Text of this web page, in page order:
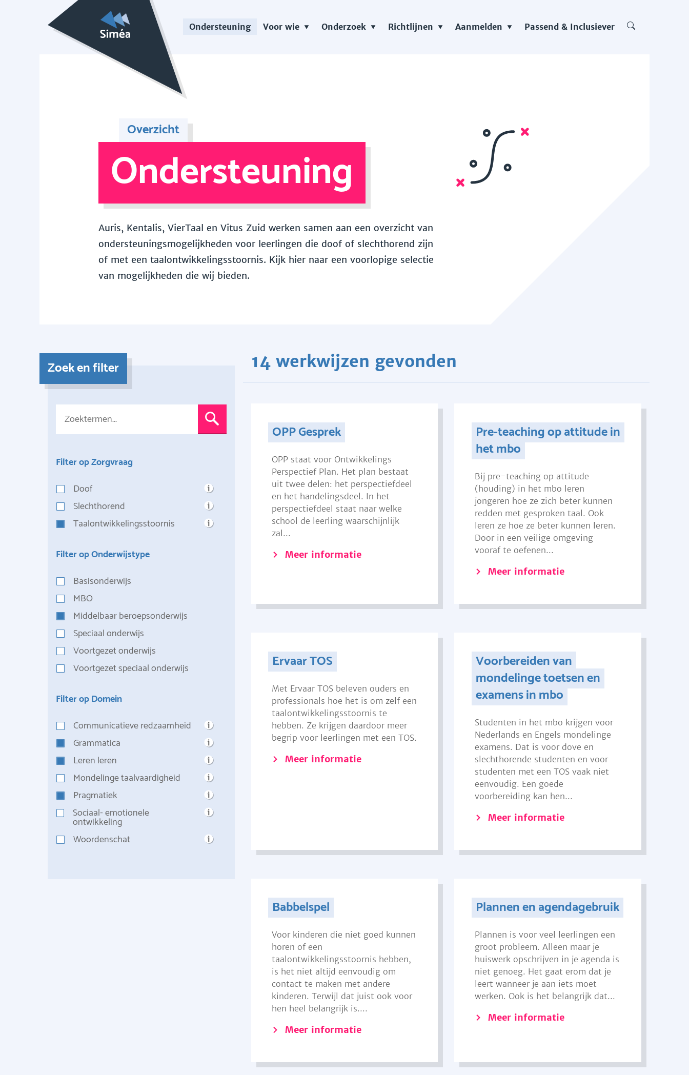
Ondersteuning Voor wie Onderzoek Richtlijnen Aanmelden Passend & Inclusiever
Overzicht
Ondersteuning
Auris, Kentalis, VierTaal en Vitus Zuid werken samen aan een overzicht van
ondersteuningsmogelijkheden voor leerlingen die doof of slechthorend zijn
of met een taalontwikkelingsstoornis. Kijk hier naar een voorlopige selectie
van mogelijkheden die wij bieden.
Zoek en filter
Filter op Zorgvraag
Doof
Slechthorend
Taalontwikkelingsstoornis
Filter op Onderwijstype
Basisonderwijs
MBO
Middelbaar beroepsonderwijs
Speciaal onderwijs
Voortgezet onderwijs
Voortgezet speciaal onderwijs
Filter op Domein
Communicatieve redzaamheid
Grammatica
Leren leren
Mondelinge taalvaardigheid
Pragmatiek
Sociaal- emotionele
ontwikkeling
Woordenschat
14 werkwijzen gevonden
OPP Gesprek
OPP staat voor Ontwikkelings
Perspectief Plan. Het plan bestaat
uit twee delen: het perspectiefdeel
en het handelingsdeel. In het
perspectiefdeel staat naar welke
school de leerling waarschijnlijk
zal...
Meer informatie
Pre-teaching op attitude in
het mbo
Bij pre-teaching op attitude
(houding) in het mbo leren
jongeren hoe ze zich beter kunnen
redden met gesproken taal. Ook
leren ze hoe ze beter kunnen leren.
Door in een veilige omgeving
vooraf te oefenen...
Meer informatie
Ervaar TOS
Met Ervaar TOS beleven ouders en
professionals hoe het is om zelf een
taalontwikkelingsstoornis te
hebben. Ze krijgen daardoor meer
begrip voor leerlingen met een TOS.
Meer informatie
Voorbereiden van
mondelinge toetsen en
examens in mbo
Studenten in het mbo krijgen voor
Nederlands en Engels mondelinge
examens. Dat is voor dove en
slechthorende studenten en voor
studenten met een TOS vaak niet
eenvoudig. Een goede
voorbereiding kan hen...
Meer informatie
Babbelspel
Voor kinderen die niet goed kunnen
horen of een
taalontwikkelingsstoornis hebben,
is het niet altijd eenvoudig om
contact te maken met andere
kinderen. Terwijl dat juist ook voor
hen heel belangrijk is....
Meer informatie
Plannen en agendagebruik
Plannen is voor veel leerlingen een
groot probleem. Alleen maar je
huiswerk opschrijven in je agenda is
niet genoeg. Het gaat erom dat je
leert wanneer je aan iets moet
werken. Ook is het belangrijk dat...
Meer informatie